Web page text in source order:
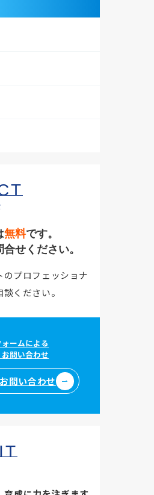
無料です。
せください。
プロフェッショナ
ください。
ームによる
問い合わせ
問い合わせ